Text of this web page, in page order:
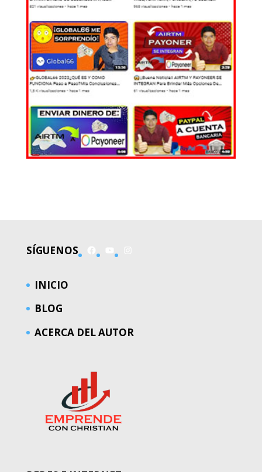
SÍGUENOS
INICIO
BLOG
ACERCA DEL AUTOR